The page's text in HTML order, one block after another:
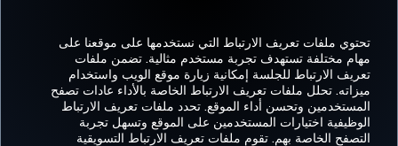
تحتوي ملفات تعريف الارتباط التي نستخدمها على موقعنا على
مهام مختلفة تستهدف تجربة مستخدم مثالية. تضمن ملفات
تعريف الارتباط للجلسة إمكانية زيارة موقع الويب واستخدام
ميزاته. تحلل ملفات تعريف الارتباط الخاصة بالأداء عادات تصفح
المستخدمين وتحسن أداء الموقع. تحدد ملفات تعريف الارتباط
الوظيفية اختيارات المستخدمين على الموقع وتسهل تجربة
التصفح الخاصة بهم. تقوم ملفات تعريف الارتباط التسويقية
Facebook
Twitter
Instagram
YouTube
LinkedIn
تيك توك
Blog
Pinterest
الحجز العروض CORPORATE